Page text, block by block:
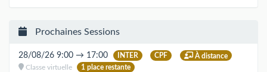
Prochaines Sessions
28/08/26 9:00 → 17:00 INTER CPF
À distance
Classe virtuelle
1 place restante